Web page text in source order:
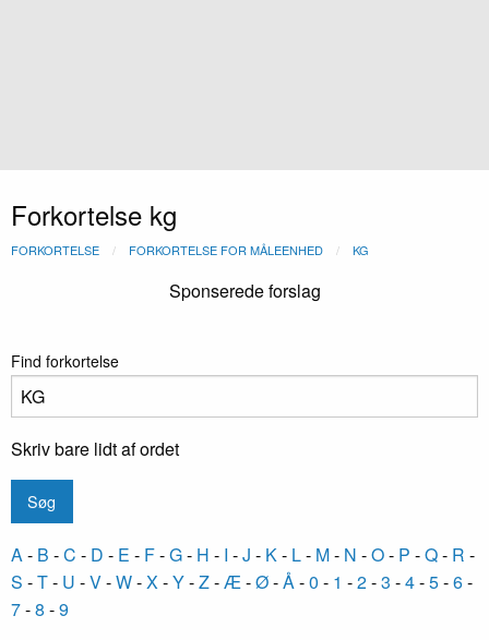
Forkortelse kg
FORKORTELSE FORKORTELSE FOR MÅLEENHED KG
Sponserede forslag
Find forkortelse
Skriv bare lidt af ordet
A- B -C - D - E - F-G- H - I -J - K- L- M- N -O- P -Q- R -
S -T- U -V-W-X-Y-Z-Æ-Ø-Å-0 - 1 -2-3 -4-5-6-
7-8 -9